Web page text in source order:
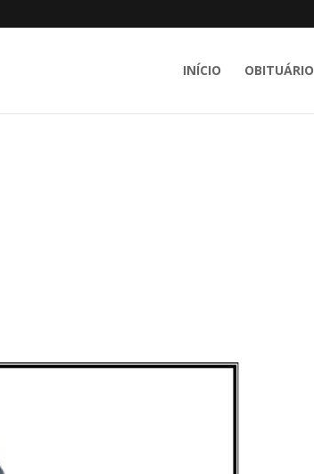
INÍCIO OBITUÁRIO